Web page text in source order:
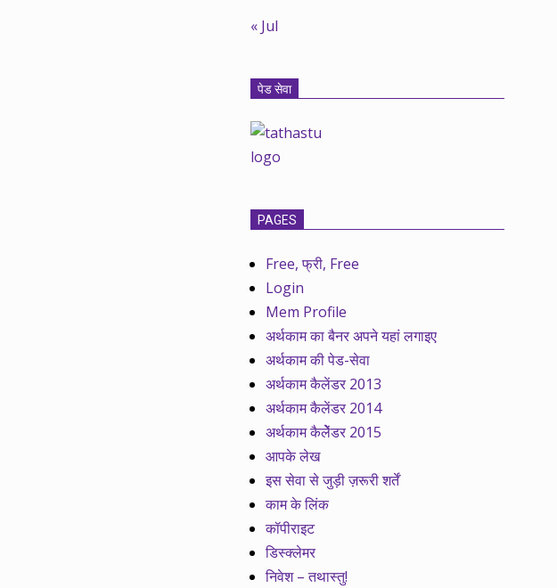
« Jul
पेड सेवा
PAGES
Free, फ्री, Free
Login
Mem Profile
अर्थकाम का बैनर अपने यहां लगाइए
अर्थकाम की पेड-सेवा
अर्थकाम कैलेंडर 2013
अर्थकाम कैलेंडर 2014
अर्थकाम कैलेेंडर 2015
आपके लेख
इस सेवा से जुड़ी ज़रूरी शर्तें
काम के लिंक
कॉपीराइट
डिस्क्लेमर
निवेश – तथास्तु!